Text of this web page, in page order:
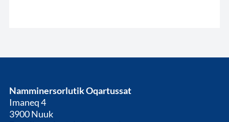
Namminersorlutik Oqartussat
Imaneq 4
3900 Nuuk